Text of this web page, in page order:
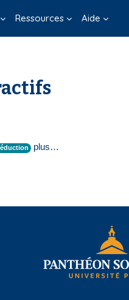
Ressources Aide
plus…